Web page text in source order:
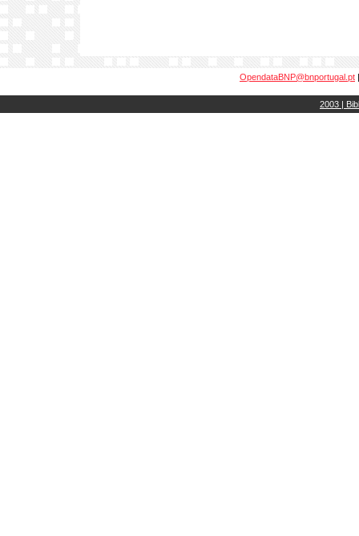
OpendataBNP@bnportugal.pt
2003 |